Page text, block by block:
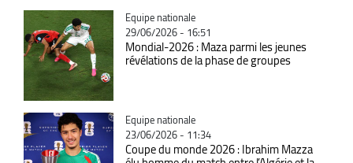
Catégorie
Equipe nationale
29/06/2026 - 16:51
Mondial-2026 : Maza parmi les jeunes
révélations de la phase de groupes
Catégorie
Equipe nationale
23/06/2026 - 11:34
Coupe du monde 2026 : Ibrahim Mazza